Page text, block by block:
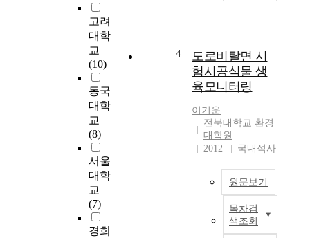
고려
대학
교
(10)
동국
대학
교
(8)
서울
대학
교
(7)
경희
4
도로비탈면 시
험시공식물 생
육모니터링
이기운
전북대학교 환경
대학원
2012
국내석사
원문보기
목차검
색조회